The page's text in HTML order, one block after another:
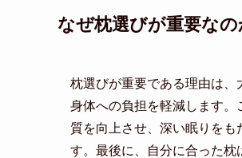
なぜ枕選びが重要な
枕選びが重要である理由は
身体への負担を軽減します
質を向上させ、深い眠りを
す。最後に、自分に合った枕